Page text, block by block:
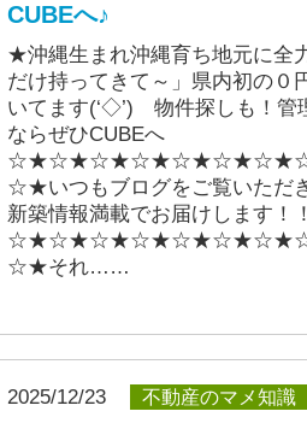
CUBEへ♪
★沖縄生まれ沖縄育ち地元に全
だけ持ってきて～」県内初の０
いてます(‘◇’)ゞ物件探しも！
ならぜひCUBEへ
☆★いつもブログをご覧いただ
新築情報満載でお届けします！
☆★それ……
2025/12/23 不動産のマメ知識